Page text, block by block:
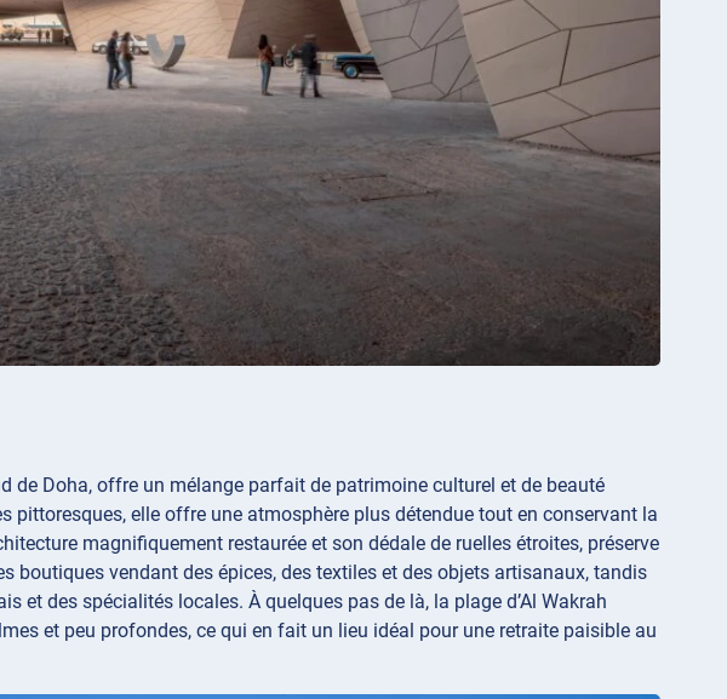
de Doha, offre un mélange parfait de patrimoine culturel et de beauté
pittoresques, elle offre une atmosphère plus détendue tout en conservant la
magnifiquement restaurée et son dédale de ruelles étroites, préserve
boutiques vendant des épices, des textiles et des objets artisanaux, tandis
et des spécialités locales. À quelques pas de là, la plage d’Al Wakrah
et peu profondes, ce qui en fait un lieu idéal pour une retraite paisible au